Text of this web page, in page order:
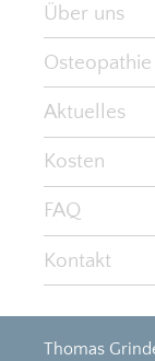
Über uns
Osteopathie
Aktuelles
Kosten
FAQ
Kontakt
Thomas